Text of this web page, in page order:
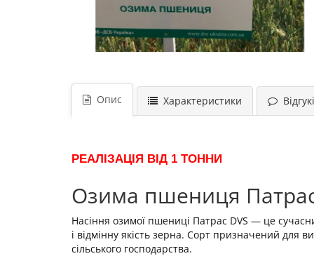
Опис Характеристики
РЕАЛІЗАЦІЯ ВІД 1 ТОННИ
Озима пшениця Патрас
Насіння озимої пшениці Патрас DVS — це
і відмінну якість зерна. Сорт призначений для
сільського господарства.